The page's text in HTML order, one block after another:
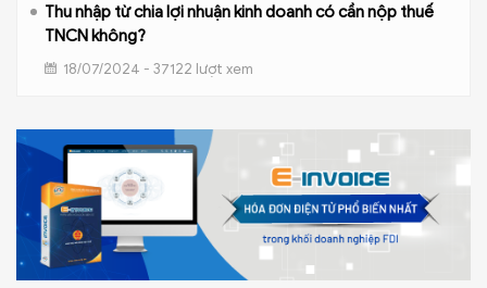
Thu nhập từ chia lợi nhuận kinh doanh có cần nộp thuế
TNCN không?
18/07/2024 - 37122 lượt xem